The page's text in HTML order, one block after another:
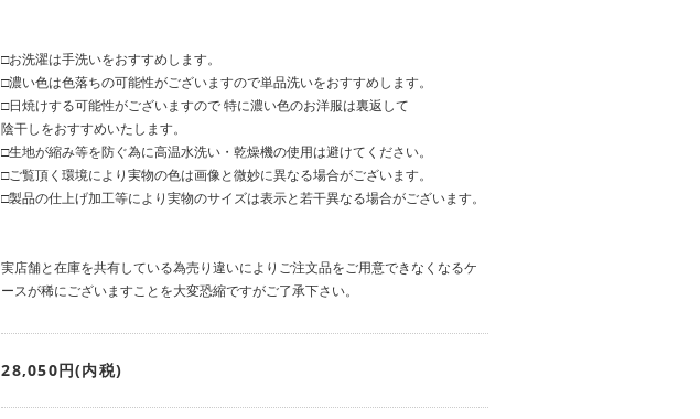
□お洗濯は手洗いをおすすめします。
□濃い色は色落ちの可能性がございますので単品洗いをおすすめします。
□日焼けする可能性がございますので 特に濃い色のお洋服は裏返して
陰干しをおすすめいたします。
□生地が縮み等を防ぐ為に高温水洗い・乾燥機の使用は避けてください。
□ご覧頂く環境により実物の色は画像と微妙に異なる場合がございます。
□製品の仕上げ加工等により実物のサイズは表示と若干異なる場合がございます。
実店舗と在庫を共有している為売り違いによりご注文品をご用意できなくなるケ
ースが稀にございますことを大変恐縮ですがご了承下さい。
28,050円(内税)